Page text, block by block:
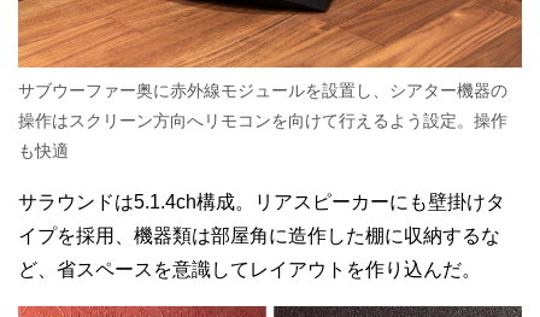
サブウーファー奥に赤外線モジュールを設置し、シアター機器の
操作はスクリーン方向へリモコンを向けて行えるよう設定。操作
も快適
サラウンドは5.1.4ch構成。リアスピーカーにも壁掛けタ
イプを採用、機器類は部屋角に造作した棚に収納するな
ど、省スペースを意識してレイアウトを作り込んだ。